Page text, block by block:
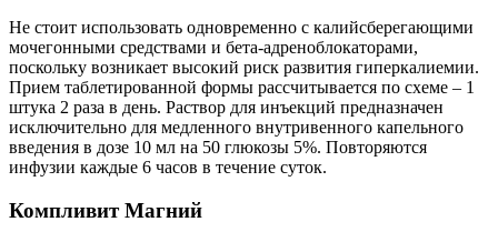
Не стоит использовать одновременно с калийсберегающими
мочегонными средствами и бета-адреноблокаторами,
поскольку возникает высокий риск развития гиперкалиемии.
Прием таблетированной формы рассчитывается по схеме – 1
штука 2 раза в день. Раствор для инъекций предназначен
исключительно для медленного внутривенного капельного
введения в дозе 10 мл на 50 глюкозы 5%. Повторяются
инфузии каждые 6 часов в течение суток.
Компливит Магний